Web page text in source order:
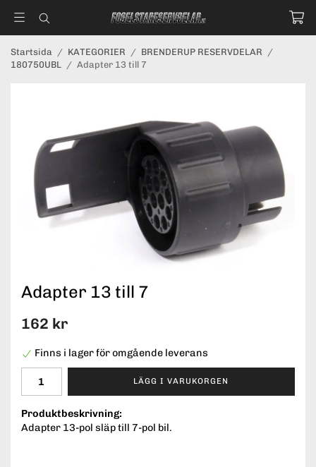
Startsida / KATEGORIER / BRENDERUP RESERVDELAR /
180750UBL / Adapter 13 till 7
Adapter 13 till 7
162 kr
Finns i lager för omgående leverans
LÄGG I VARUKORGEN
Produktbeskrivning:
Adapter 13-pol släp till 7-pol bil.